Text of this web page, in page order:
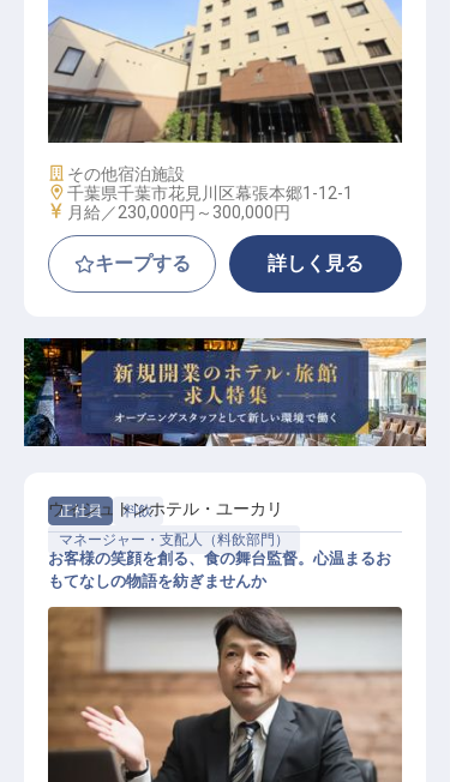
ホテルレストランスタッフ
施設業態
その他宿泊施設
勤務地
千葉県千葉市花見川区幕張本郷1-12-1
給与
月給／230,000円～ 300,000円
キープする 詳しく見る
正社員
料飲
マネージャー・支配人（料飲部門）
ウィシュトンホテル・ユーカリ
お客様の笑顔を創る、食の舞台監督。心温まるお
もてなしの物語を紡ぎませんか